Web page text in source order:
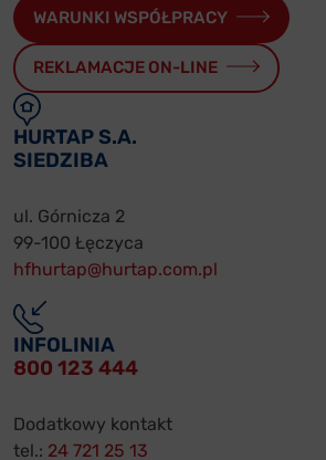
WARUNKI WSPÓŁPRACY
REKLAMACJE ON-LINE
HURTAP S.A.
SIEDZIBA
ul. Górnicza 2
99-100 Łęczyca
hfhurtap@hurtap.com.pl
INFOLINIA
800 123 444
Dodatkowy kontakt
tel.: 24 721 25 13